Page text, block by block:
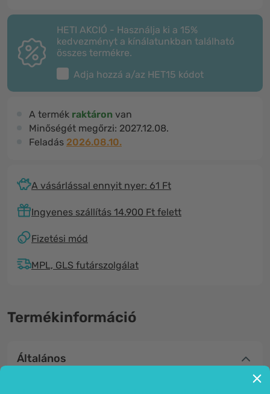
HETI AKCIÓ - Használja ki a 15%
kedvezményt a kínálatunkban található
összes termékre.
Adja hozzá a/az HET15 kódot
A termék raktáron van
Minőségét megőrzi: 2027.12.08.
Feladás 2026.08.10.
A vásárlással ennyit nyer: 61 Ft
Ingyenes szállítás 14.900 Ft felett
Fizetési mód
MPL, GLS futárszolgálat
Termékinformáció
Általános